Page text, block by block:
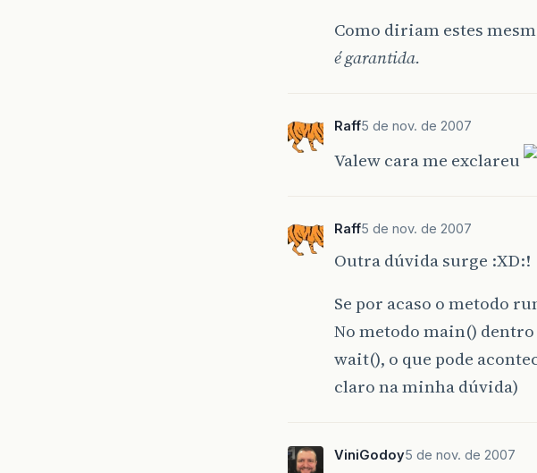
Como diriam estes
é garantida.
Raff5 de nov. de 2007
Valew cara me exclareu
Raff5 de nov. de 2007
Outra dúvida surge :XD:!
Se por acaso o metodo
No metodo main()
wait(), o que pode
claro na minha dúvida)
ViniGodoy5 de nov. de 2007